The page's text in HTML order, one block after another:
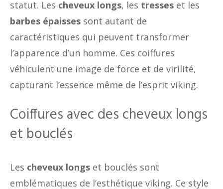
statut. Les cheveux longs, les tresses et les
barbes épaisses sont autant de
caractéristiques qui peuvent transformer
l’apparence d’un homme. Ces coiffures
véhiculent une image de force et de virilité,
capturant l’essence même de l’esprit viking.
Coiffures avec des cheveux longs
et bouclés
Les cheveux longs et bouclés sont
emblématiques de l’esthétique viking. Ce style